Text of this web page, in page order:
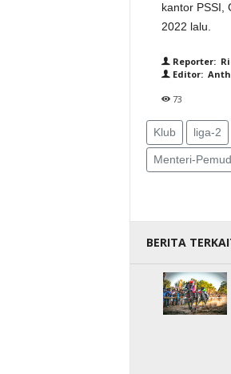
kantor PSSI,
2022 lalu.
Reporter:
Editor:
73
Klub liga-2
Menteri-
BERITA